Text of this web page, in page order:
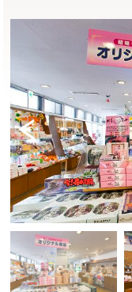
Previ
ous